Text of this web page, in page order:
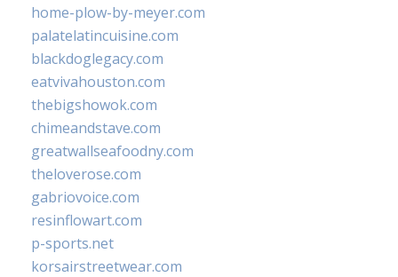
home-plow-by-meyer.com
palatelatincuisine.com
blackdoglegacy.com
eatvivahouston.com
thebigshowok.com
chimeandstave.com
greatwallseafoodny.com
theloverose.com
gabriovoice.com
resinflowart.com
p-sports.net
korsairstreetwear.com